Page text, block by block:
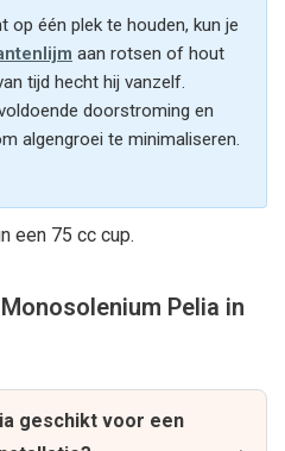
op één plek te houden, kun je
aan rotsen of hout
tijd hecht hij vanzelf.
doorstroming en
algengroei te minimaliseren.
een 75 cc cup.
Pelia in
geschikt voor een